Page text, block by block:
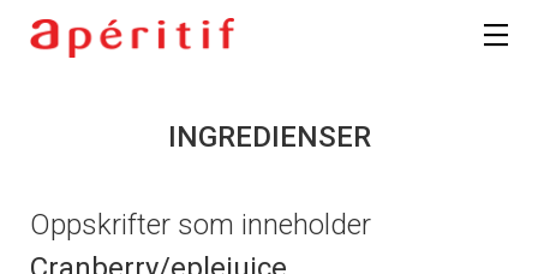
INGREDIENSER
Oppskrifter som inneholder